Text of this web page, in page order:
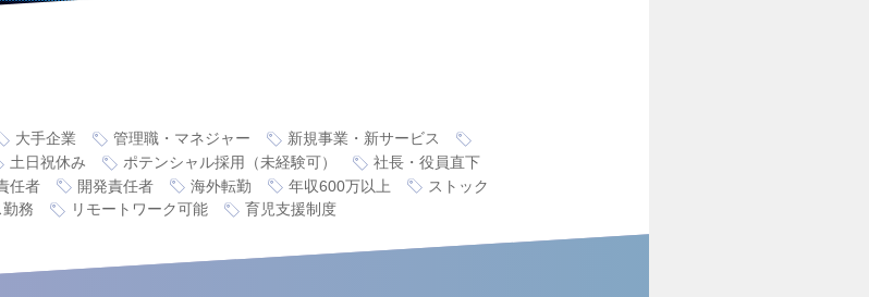
大手企業 管理職・マネジャー
新規事業・新サービス
土日祝休み ポテンシャル採用（未経験可）
社長・役員直下
任者 開発責任者 海外転勤 年収600万以上
ストック
務 リモートワーク可能 育児支援制度